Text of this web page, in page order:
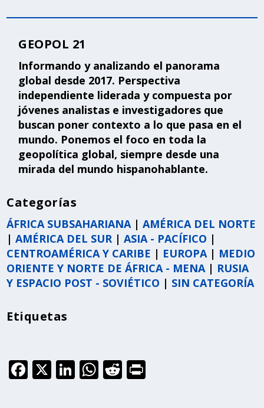
GEOPOL 21
Informando y analizando el panorama
global desde 2017. Perspectiva
independiente liderada y compuesta por
jóvenes analistas e investigadores que
buscan poner contexto a lo que pasa en el
mundo. Ponemos el foco en toda la
geopolítica global, siempre desde una
mirada del mundo hispanohablante.
Categorías
ÁFRICA SUBSAHARIANA|AMÉRICA DEL NORTE
|AMÉRICA DEL SUR|ASIA - PACÍFICO |
CENTROAMÉRICA Y CARIBE | EUROPA| MEDIO
ORIENTE Y NORTE DE ÁFRICA - MENA| RUSIA
Y ESPACIO POST - SOVIÉTICO | SIN CATEGORÍA
Etiquetas
F X Li W R